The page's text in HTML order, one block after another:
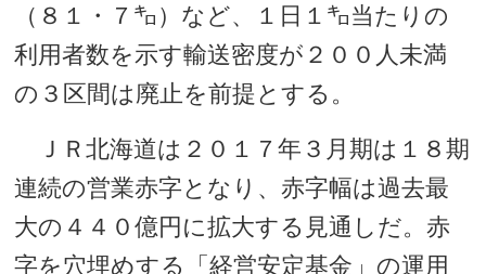
（８１・７㌔）など、１日１㌔当たりの
利用者数を示す輸送密度が２００人未満
の３区間は廃止を前提とする。
ＪＲ北海道は２０１７年３月期は１８期
連続の営業赤字となり、赤字幅は過去最
大の４４０億円に拡大する見通しだ。赤
字を穴埋めする「経営安定基金」の運用